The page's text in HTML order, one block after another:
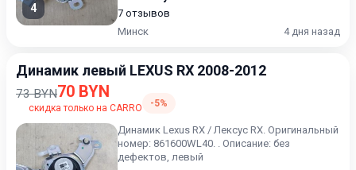
4
7 отзывов
Минск
4 дня назад
Динамик левый LEXUS RX 2008-2012
73 BYN70 BYN
скидка только на CARRO -5%
Динамик Lexus RX / Лексус RX. Оригинальный
номер: 861600WL40. . Описание: без
дефектов, левый